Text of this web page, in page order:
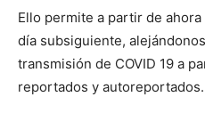
Ello permite a partir de
día subsiguiente,
transmisión de COVID 19 a
reportados y autoreportados.